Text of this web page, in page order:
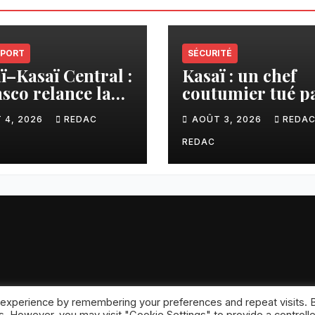
Central :
relance la
Tshikapa–
pour
les échanges
4, 2026 REDAC
SÉCURITÉ
Kasaï : un chef
coutumier tué
balle par un
à Kamuesha, la
tension monte
AOÛT 3, 2026 REDAC
REDAC
by remembering your preferences and repeat visits.